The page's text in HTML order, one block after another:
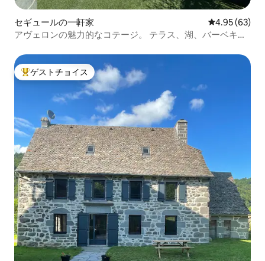
セギュールの一軒家 レビュー63
4.95 (63)
アヴェロンの魅力的なコテージ。 テラス、湖、バーベキュ
大好評のゲストチョイスです。
ゲストチョイス